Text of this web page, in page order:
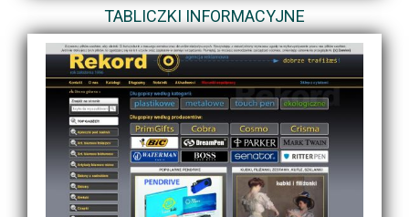
TABLICZKI INFORMACYJNE